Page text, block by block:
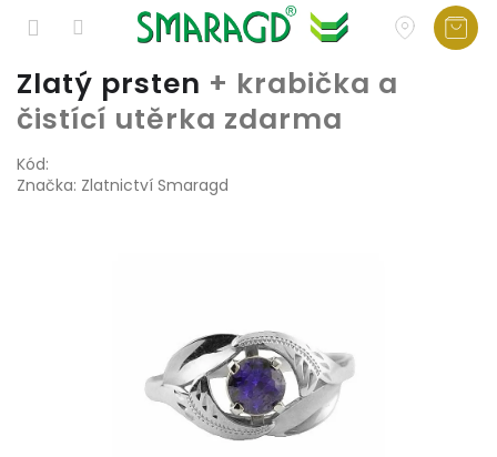
Přejít
na
obsah
Zlatý prsten + krabička a
čistící utěrka zdarma
Kód:
Značka: Zlatnictví Smaragd